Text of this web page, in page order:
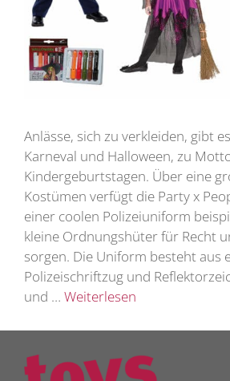
Anlässe, sich zu verkleiden, gibt
Karneval und Halloween, zu
Kindergeburtstagen. Über eine
Kostümen verfügt die Party x
einer coolen Polizeiuniform
kleine Ordnungshüter für Recht
sorgen. Die Uniform besteht aus
Polizeischriftzug und
und … Weiterlesen